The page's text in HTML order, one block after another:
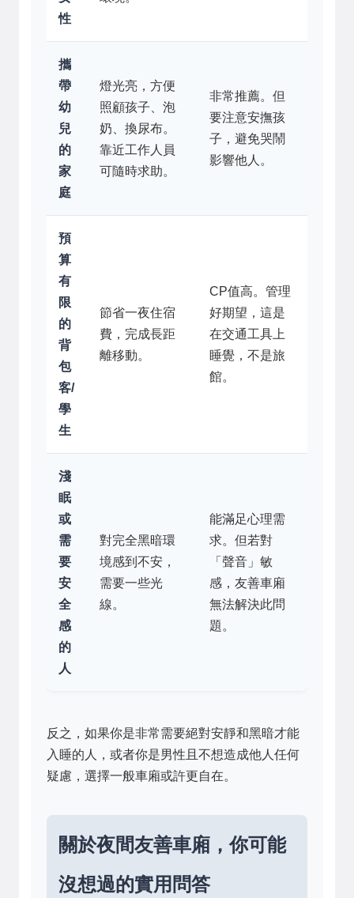
性
攜
帶
幼
兒
的
家
庭
燈光亮，方便
照顧孩子、泡
奶、換尿布。
靠近工作人員
可隨時求助。
非常推薦。但
要注意安撫孩
子，避免哭鬧
影響他人。
預
算
有
限
的
背
包
客/
學
生
節省一夜住宿
費，完成長距
離移動。
CP值高。管理
好期望，這是
在交通工具上
睡覺，不是旅
館。
淺
眠
或
需
要
安
全
感
的
人
對完全黑暗環
境感到不安，
需要一些光
線。
能滿足心理需
求。但若對
「聲音」敏
感，友善車廂
無法解決此問
題。
反之，如果你是非常需要絕對安靜和黑暗才能
入睡的人，或者你是男性且不想造成他人任何
疑慮，選擇一般車廂或許更自在。
關於夜間友善車廂，你可能
沒想過的實用問答